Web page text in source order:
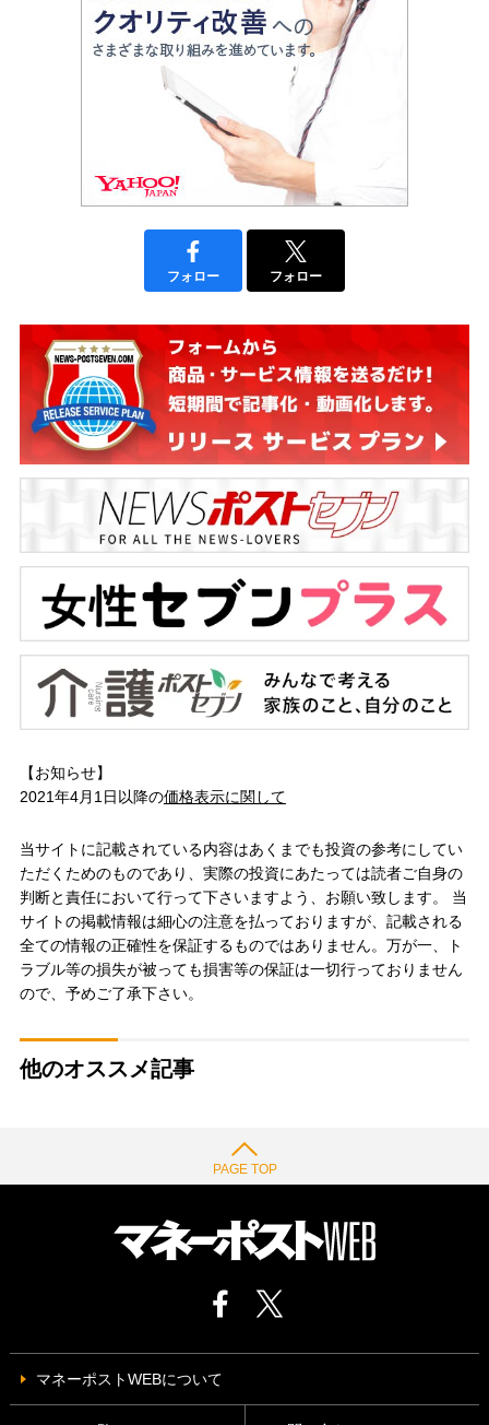
フォロー フォロー
【お知らせ】
2021年4月1日以降の価格表示に関して
当サイトに記載されている内容はあくまでも投資の参考にしてい
ただくためのものであり、実際の投資にあたっては読者ご自身の
判断と責任において行って下さいますよう、お願い致します。 当
サイトの掲載情報は細心の注意を払っておりますが、記載される
全ての情報の正確性を保証するものではありません。万が一、ト
ラブル等の損失が被っても損害等の保証は一切行っておりません
ので、予めご了承下さい。
他のオススメ記事
PAGE TOP
マネーポストWEBについて